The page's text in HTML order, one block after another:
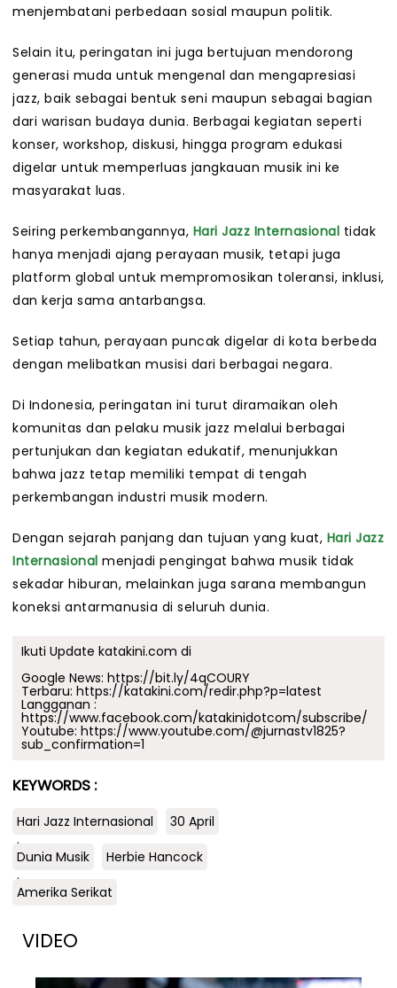
menjembatani perbedaan sosial maupun politik.
Selain itu, peringatan ini juga bertujuan mendorong
generasi muda untuk mengenal dan mengapresiasi
jazz, baik sebagai bentuk seni maupun sebagai bagian
dari warisan budaya dunia. Berbagai kegiatan seperti
konser, workshop, diskusi, hingga program edukasi
digelar untuk memperluas jangkauan musik ini ke
masyarakat luas.
Seiring perkembangannya, Hari Jazz Internasional tidak
hanya menjadi ajang perayaan musik, tetapi juga
platform global untuk mempromosikan toleransi, inklusi,
dan kerja sama antarbangsa.
Setiap tahun, perayaan puncak digelar di kota berbeda
dengan melibatkan musisi dari berbagai negara.
Di Indonesia, peringatan ini turut diramaikan oleh
komunitas dan pelaku musik jazz melalui berbagai
pertunjukan dan kegiatan edukatif, menunjukkan
bahwa jazz tetap memiliki tempat di tengah
perkembangan industri musik modern.
Dengan sejarah panjang dan tujuan yang kuat, Hari Jazz
Internasional menjadi pengingat bahwa musik tidak
sekadar hiburan, melainkan juga sarana membangun
koneksi antarmanusia di seluruh dunia.
Ikuti Update katakini.com di
Google News: https://bit.ly/4qCOURY
Terbaru: https://katakini.com/redir.php?p=latest
Langganan :
https://www.facebook.com/katakinidotcom/subscribe/
Youtube: https://www.youtube.com/@jurnastv1825?
sub_confirmation=1
KEYWORDS :
Hari Jazz Internasional
30 April
.
Dunia Musik
Herbie Hancock
.
Amerika Serikat
VIDEO